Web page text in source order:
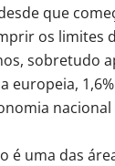
que
os limites
sobretudo
é uma das